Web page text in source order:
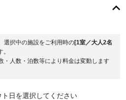
選択中の施設をご利用時の[1室／大人2名
・人数・泊数等により料金は変動します
日を選択してください